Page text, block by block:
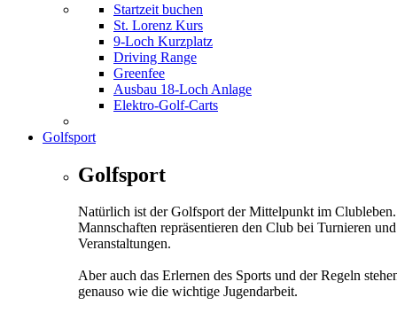
Startzeit buchen
St. Lorenz Kurs
9-Loch Kurzplatz
Driving Range
Greenfee
Ausbau 18-Loch Anlage
Elektro-Golf-Carts
Golfsport
Golfsport
Natürlich ist der Golfsport der Mittelpunkt im
Mannschaften repräsentieren den Club bei Turnieren und
Veranstaltungen.
Aber auch das Erlernen des Sports und der Regeln
genauso wie die wichtige Jugendarbeit.